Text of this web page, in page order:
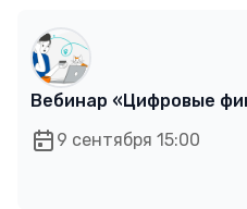
Вебинар «Цифровые
9 сентября 15:00